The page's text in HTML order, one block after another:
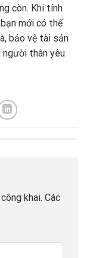
còn. Khi tính
mới có thể
bảo vệ tài sản
thân yêu
khai. Các